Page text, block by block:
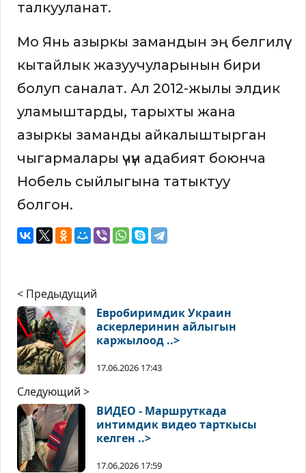
талкууланат.
Мо Янь азыркы замандын эң белгилүү
кытайлык жазуучуларынын бири
болуп саналат. Ал 2012-жылы элдик
уламыштарды, тарыхты жана
азыркы заманды айкалыштырган
чыгармалары үчүн адабият боюнча
Нобель сыйлыгына татыктуу
болгон.
< Предыдущий
Евробиримдик Украин
аскерлеринин айлыгын
каржылоод ..>
17.06.2026 17:43
Следующий >
ВИДЕО - Маршруткада
интимдик видео тарткысы
келген ..>
17.06.2026 17:59